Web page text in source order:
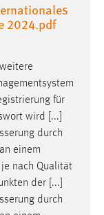
2024.pdf
für
wird [...]
durch
einem
nach Qualität
der [...]
durch